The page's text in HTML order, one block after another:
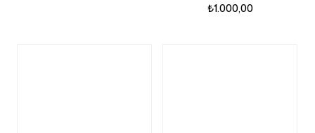
₺1.000,00